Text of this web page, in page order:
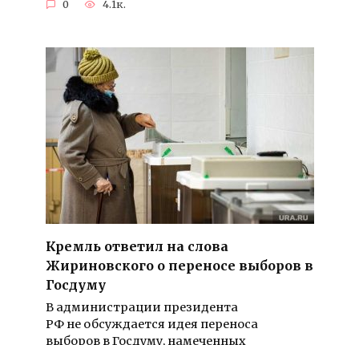
0 4.1к.
Кремль ответил на слова
Жириновского о переносе выборов в
Госдуму
В администрации президента
РФ не обсуждается идея переноса
выборов в Госдуму, намеченных